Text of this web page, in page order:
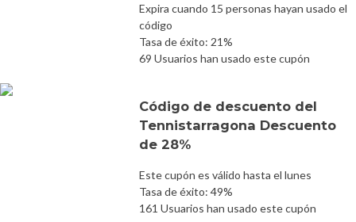
Expira cuando 15 personas hayan usado el
código
Tasa de éxito: 21%
69 Usuarios han usado este cupón
Código de descuento del
Tennistarragona Descuento
de 28%
Este cupón es válido hasta el lunes
Tasa de éxito: 49%
161 Usuarios han usado este cupón